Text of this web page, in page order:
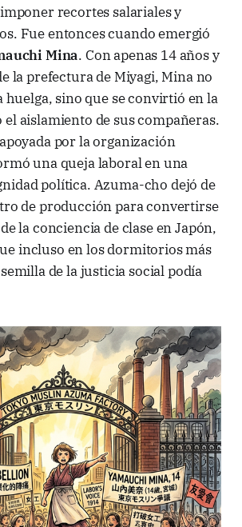
recortes salariales y
Fue entonces cuando emergió
Mina. Con apenas 14 años y
la prefectura de Miyagi, Mina no
huelga, sino que se convirtió en la
aislamiento de sus compañeras.
por la organización
una queja laboral en una
política. Azuma-cho dejó de
de producción para convertirse
la conciencia de clase en Japón,
incluso en los dormitorios más
de la justicia social podía